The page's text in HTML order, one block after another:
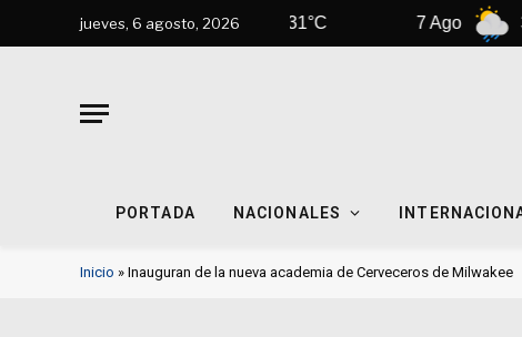
jueves, 6 agosto, 2026
6 Ago 31°C 31°C
PORTADA NACIONALES
Inicio » Inauguran de la nueva academia de Cerveceros de Milwakee